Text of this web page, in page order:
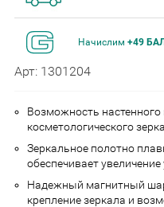
Начислим +49
Арт: 1301204
Возможность
косметологического
Зеркальное полотно
обеспечивает увеличение
Надежный магнитный
крепление зеркала и